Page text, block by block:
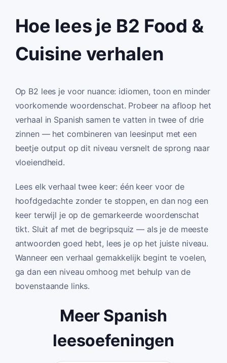
Hoe lees je B2 Food &
Cuisine verhalen
Op B2 lees je voor nuance: idiomen, toon en minder
voorkomende woordenschat. Probeer na afloop het
verhaal in Spanish samen te vatten in twee of drie
zinnen — het combineren van leesinput met een
beetje output op dit niveau versnelt de sprong naar
vloeiendheid.
Lees elk verhaal twee keer: één keer voor de
hoofdgedachte zonder te stoppen, en dan nog een
keer terwijl je op de gemarkeerde woordenschat
tikt. Sluit af met de begripsquiz — als je de meeste
antwoorden goed hebt, lees je op het juiste niveau.
Wanneer een verhaal gemakkelijk begint te voelen,
ga dan een niveau omhoog met behulp van de
bovenstaande links.
Meer Spanish
leesoefeningen